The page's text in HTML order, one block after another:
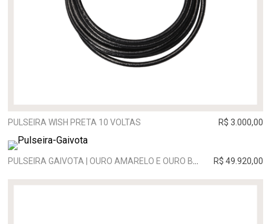
PULSEIRA WISH PRETA 10 VOLTAS R$ 3.000,00
R$ 49.920,00